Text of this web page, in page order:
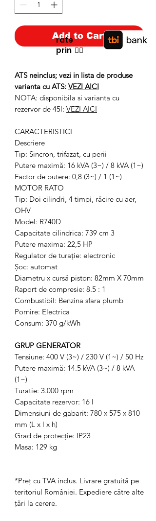
Add to Cart
ATS neinclus; vezi in lista de produse
varianta cu ATS: VEZI AICI
NOTA: disponibila si varianta cu
rezervor de 45l: VEZI AICI
CARACTERISTICI
Descriere
Tip: Sincron, trifazat, cu perii
Putere maximă: 16 kVA (3~) / 8 kVA (1~)
Factor de putere: 0,8 (3~) / 1 (1~)
MOTOR RATO
Tip: Doi cilindri, 4 timpi, răcire cu aer,
OHV
Model: R740D
Capacitate cilindrica: 739 cm 3
Putere maxima: 22,5 HP
Regulator de turație: electronic
Șoc: automat
Diametru x cursă piston: 82mm X 70mm
Raport de compresie: 8.5 : 1
Combustibil: Benzina sfara plumb
Pornire: Electrica
Consum: 370 g/kWh
GRUP GENERATOR
Tensiune: 400 V (3~) / 230 V (1~) / 50 Hz
Putere maximă: 14.5 kVA (3~) / 8 kVA
(1~)
Turatie: 3.000 rpm
Capacitate rezervor: 16 l
Dimensiuni de gabarit: 780 x 575 x 810
mm (L x l x h)
Grad de protecţie: IP23
Masa: 129 kg
*Preț cu TVA inclus. Livrare gratuită pe
teritoriul României. Expediere către alte
țări la cerere.
rate
prin 👉🏿